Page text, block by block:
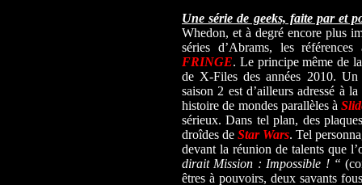
Une série de geeks, faite par et
Whedon, et à degré encore plus
séries d’Abrams, les
FRINGE. Le principe même de
de X-Files des années 2010.
saison 2 est d’ailleurs adressé à
histoire de mondes parallèles à
sérieux. Dans tel plan, des
droîdes deStar Wars. Tel
devant la réunion de talents que
dirait Mission : Impossible ! “
êtres à pouvoirs, deux savants